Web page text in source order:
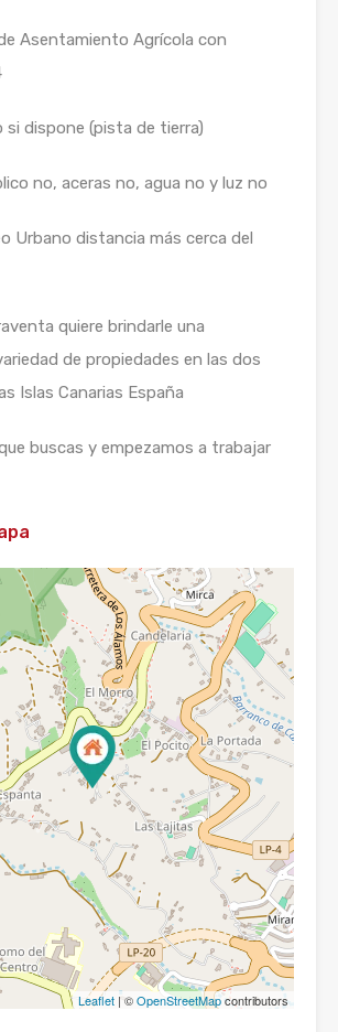
Asentamiento Agrícola con
si dispone (pista de tierra)
no, aceras no, agua no y luz no
Urbano distancia más cerca del
quiere brindarle una
de propiedades en las dos
Islas Canarias España
buscas y empezamos a trabajar
Leaflet | ©OpenStreetMapcontributors